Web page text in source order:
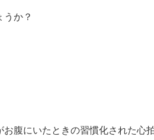
うか？
腹にいたときの習慣化された心